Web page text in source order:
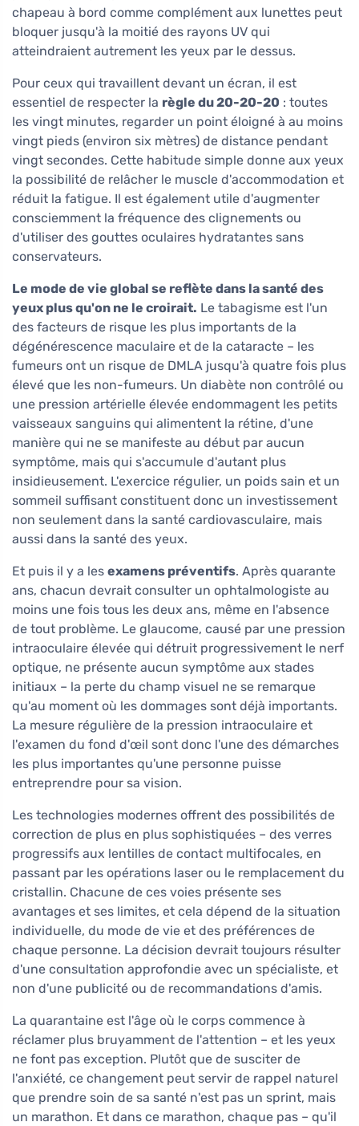
chapeau à bord comme complément aux lunettes peut
bloquer jusqu'à la moitié des rayons UV qui
atteindraient autrement les yeux par le dessus.
Pour ceux qui travaillent devant un écran, il est
essentiel de respecter la règle du 20-20-20 : toutes
les vingt minutes, regarder un point éloigné à au moins
vingt pieds (environ six mètres) de distance pendant
vingt secondes. Cette habitude simple donne aux yeux
la possibilité de relâcher le muscle d'accommodation et
réduit la fatigue. Il est également utile d'augmenter
consciemment la fréquence des clignements ou
d'utiliser des gouttes oculaires hydratantes sans
conservateurs.
Le mode de vie global se reflète dans la santé des
yeux plus qu'on ne le croirait. Le tabagisme est l'un
des facteurs de risque les plus importants de la
dégénérescence maculaire et de la cataracte – les
fumeurs ont un risque de DMLA jusqu'à quatre fois plus
élevé que les non-fumeurs. Un diabète non contrôlé ou
une pression artérielle élevée endommagent les petits
vaisseaux sanguins qui alimentent la rétine, d'une
manière qui ne se manifeste au début par aucun
symptôme, mais qui s'accumule d'autant plus
insidieusement. L'exercice régulier, un poids sain et un
sommeil suffisant constituent donc un investissement
non seulement dans la santé cardiovasculaire, mais
aussi dans la santé des yeux.
Et puis il y a les examens préventifs. Après quarante
ans, chacun devrait consulter un ophtalmologiste au
moins une fois tous les deux ans, même en l'absence
de tout problème. Le glaucome, causé par une pression
intraoculaire élevée qui détruit progressivement le nerf
optique, ne présente aucun symptôme aux stades
initiaux – la perte du champ visuel ne se remarque
qu'au moment où les dommages sont déjà importants.
La mesure régulière de la pression intraoculaire et
l'examen du fond d'œil sont donc l'une des démarches
les plus importantes qu'une personne puisse
entreprendre pour sa vision.
Les technologies modernes offrent des possibilités de
correction de plus en plus sophistiquées – des verres
progressifs aux lentilles de contact multifocales, en
passant par les opérations laser ou le remplacement du
cristallin. Chacune de ces voies présente ses
avantages et ses limites, et cela dépend de la situation
individuelle, du mode de vie et des préférences de
chaque personne. La décision devrait toujours résulter
d'une consultation approfondie avec un spécialiste, et
non d'une publicité ou de recommandations d'amis.
La quarantaine est l'âge où le corps commence à
réclamer plus bruyamment de l'attention – et les yeux
ne font pas exception. Plutôt que de susciter de
l'anxiété, ce changement peut servir de rappel naturel
que prendre soin de sa santé n'est pas un sprint, mais
un marathon. Et dans ce marathon, chaque pas – qu'il